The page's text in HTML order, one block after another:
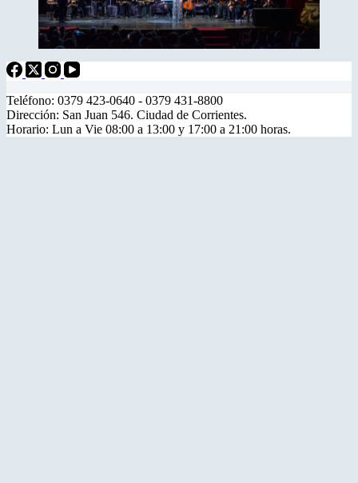
Teléfono: 0379 423-0640 - 0379 431-8800
Dirección: San Juan 546. Ciudad de Corrientes.
Horario: Lun a Vie 08:00 a 13:00 y 17:00 a 21:00 horas.